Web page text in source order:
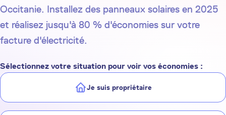
Occitanie. Installez des panneaux solaires en 2025
et réalisez jusqu'à 80 % d'économies sur votre
facture d'électricité.
Sélectionnez votre situation pour voir vos économies :
Je suis propriétaire